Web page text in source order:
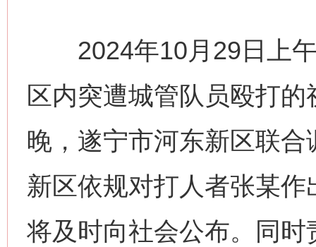
2024年10月29日上午
区内突遭城管队员殴打
晚，遂宁市河东新区联
新区依规对打人者张某
将及时向社会公布。同